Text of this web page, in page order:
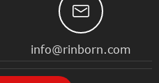

info@rinborn.com